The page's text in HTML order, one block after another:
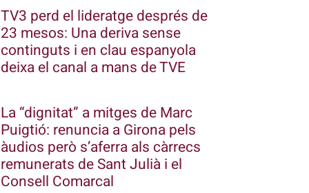
TV3 perd el lideratge després de
23 mesos: Una deriva sense
continguts i en clau espanyola
deixa el canal a mans de TVE
La “dignitat” a mitges de Marc
Puigtió: renuncia a Girona pels
àudios però s’aferra als càrrecs
remunerats de Sant Julià i el
Consell Comarcal